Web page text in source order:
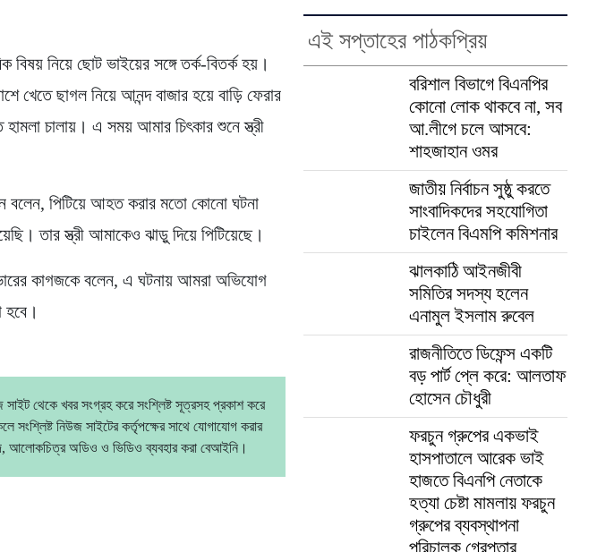
নিয়ে ছোট ভাইয়ের সঙ্গে তর্ক-বিতর্ক হয়।
খেতে ছাগল নিয়ে আনন্দ বাজার হয়ে বাড়ি ফেরার
চালায়। এ সময় আমার চিৎকার শুনে স্ত্রী
বলেন, পিটিয়ে আহত করার মতো কোনো ঘটনা
তার স্ত্রী আমাকেও ঝাড়ু দিয়ে পিটিয়েছে।
কাগজকে বলেন, এ ঘটনায় আমরা অভিযোগ
সাইট থেকে খবর সংগ্রহ করে সংশ্লিষ্ট সূত্রসহ প্রকাশ করে
নিউজ সাইটের কর্তৃপক্ষের সাথে যোগাযোগ করার
আলোকচিত্র অডিও ও ভিডিও ব্যবহার করা বেআইনি।
এই সপ্তাহের পাঠকপ্রিয়
বরিশাল বিভাগে বিএনপির
কোনো লোক থাকবে না, সব
আ.লীগে চলে আসবে:
শাহজাহান ওমর
জাতীয় নির্বাচন সুষ্ঠু করতে
সাংবাদিকদের সহযোগিতা
চাইলেন বিএমপি কমিশনার
ঝালকাঠি আইনজীবী
সমিতির সদস্য হলেন
এনামুল ইসলাম রুবেল
রাজনীতিতে ডিফেন্স একটি
বড় পার্ট প্লে করে: আলতাফ
হোসেন চৌধুরী
ফরচুন গ্রুপের একভাই
হাসপাতালে আরেক ভাই
হাজতে বিএনপি নেতাকে
হত্যা চেষ্টা মামলায় ফরচুন
গ্রুপের ব্যবস্থাপনা
পরিচালক গ্রেপ্তার